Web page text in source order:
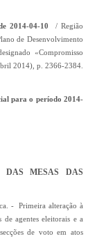
2014-04-10
/ Região
de Desenvolvimento
«Compromisso
2014), p. 2366-2384.
para o período 2014-
DAS MESAS DAS
- Primeira alteração à
agentes eleitorais e a
de voto em atos